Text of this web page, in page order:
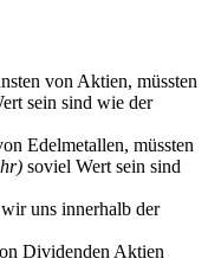
von Aktien, müssten
sein sind wie der
Edelmetallen, müssten
soviel Wert sein sind
uns innerhalb der
Dividenden Aktien